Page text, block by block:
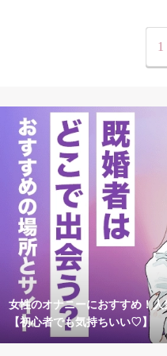
1
女性のオナニーにおすすめ！
【初心者でも気持ちいい♡】